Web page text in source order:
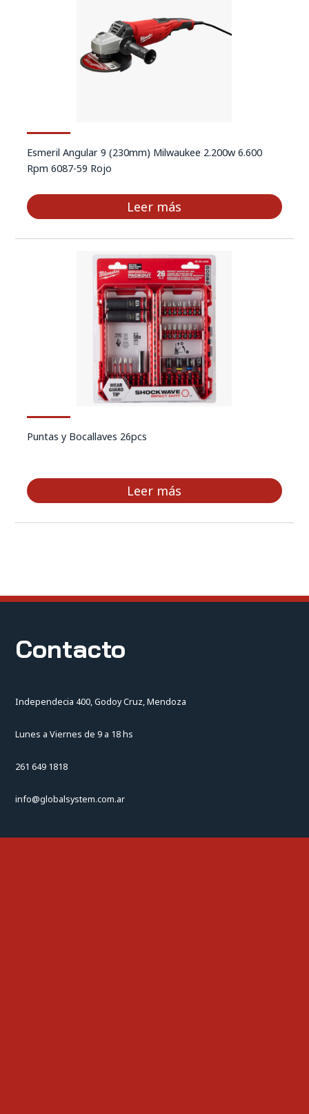
Esmeril Angular 9 (230mm) Milwaukee 2.200w 6.600
Rpm 6087-59 Rojo
Leer más
Puntas y Bocallaves 26pcs
Leer más
Contacto
Independecia 400, Godoy Cruz, Mendoza
Lunes a Viernes de 9 a 18 hs
261 649 1818
info@globalsystem.com.ar